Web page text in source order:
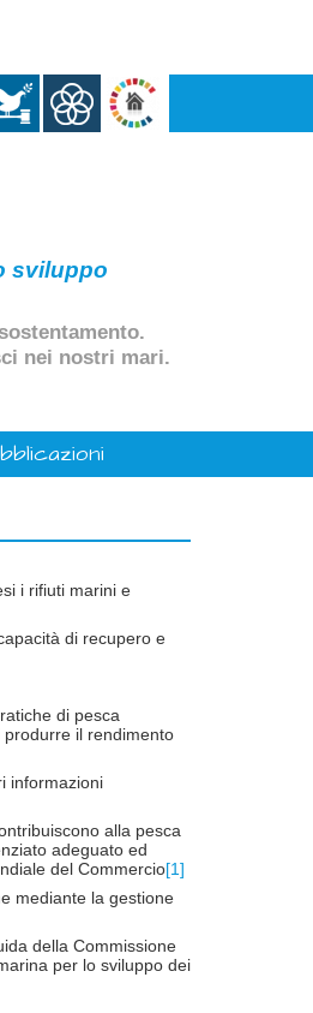
sviluppo
nei nostri mari.
i rifiuti marini e
di recupero e
di pesca
il rendimento
informazioni
alla pesca
adeguato ed
del Commercio[1]
mediante la gestione
della Commissione
per lo sviluppo dei